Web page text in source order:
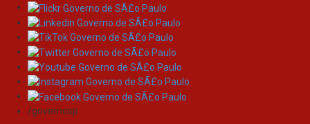
Skip
navigation
/governosp
Search
Search: